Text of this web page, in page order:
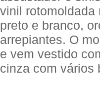
vinil rotomoldada
preto e branco,
arrepiantes. O
e vem vestido
cinza com vários